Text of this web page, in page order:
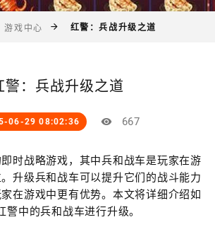
游戏中心 红警：兵战升级之道
警：兵战升级之道
06-29 08:02:36 667
时战略游戏，其中兵和战车是玩家在游
升级兵和战车可以提升它们的战斗能力
在游戏中更有优势。本文将详细介绍如
警中的兵和战车进行升级。